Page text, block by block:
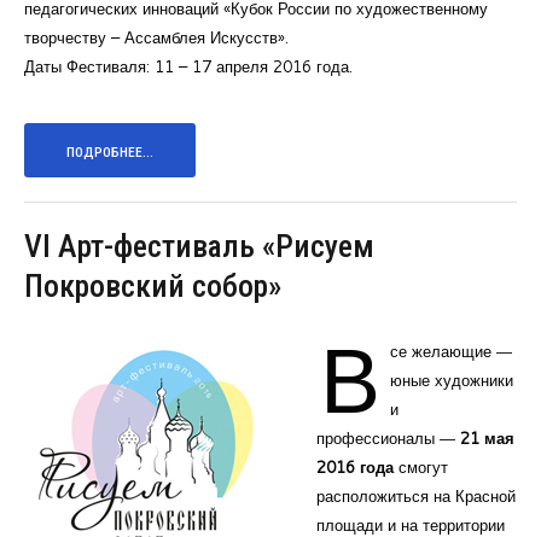
Центр непрерывного образования
Конкурсы
педагогических инноваций «Кубок России по художественному
творчеству – Ассамблея Искусств».
Даты Фестиваля: 11 – 17 апреля 2016 года.
ПОДРОБНЕЕ...
VI Арт-фестиваль «Рисуем
Покровский собор»
В
се желающие ―
юные художники
и
профессионалы ― 21 мая
2016 годасмогут
расположиться на Красной
площади и на территории